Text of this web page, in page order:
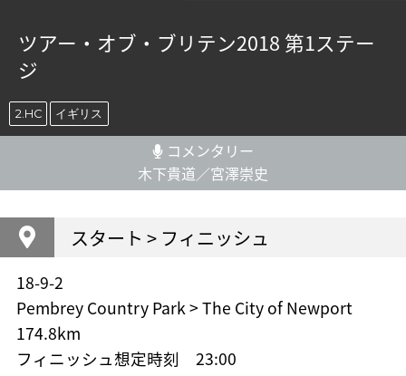
ツアー・オブ・ブリテン2018 第1ステー
ジ
2.HC イギリス
コメンタリー
木下貴道／宮澤崇史
スタート > フィニッシュ
18-9-2
Pembrey Country Park > The City of Newport
174.8km
フィニッシュ想定時刻 23:00